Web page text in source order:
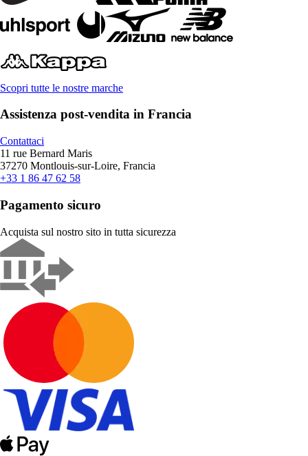
Scopri tutte le nostre marche
Assistenza post-vendita in Francia
Contattaci
11 rue Bernard Maris
37270 Montlouis-sur-Loire, Francia
+33 1 86 47 62 58
Pagamento sicuro
Acquista sul nostro sito in tutta sicurezza